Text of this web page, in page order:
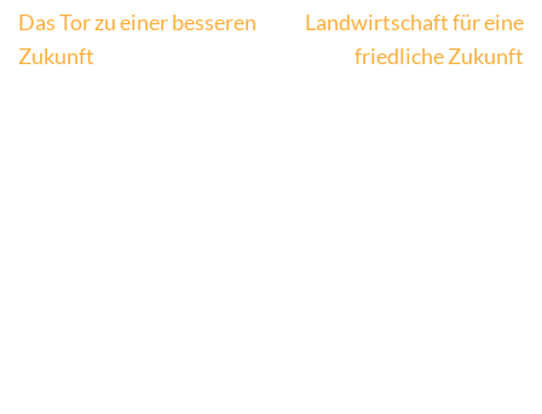
Das Tor zu einer besseren
Zukunft
Landwirtschaft für eine
friedliche Zukunft